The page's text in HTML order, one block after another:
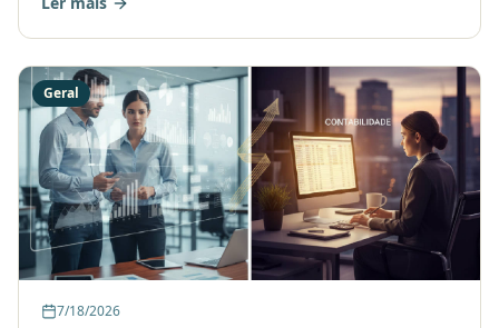
Geral
7/18/2026